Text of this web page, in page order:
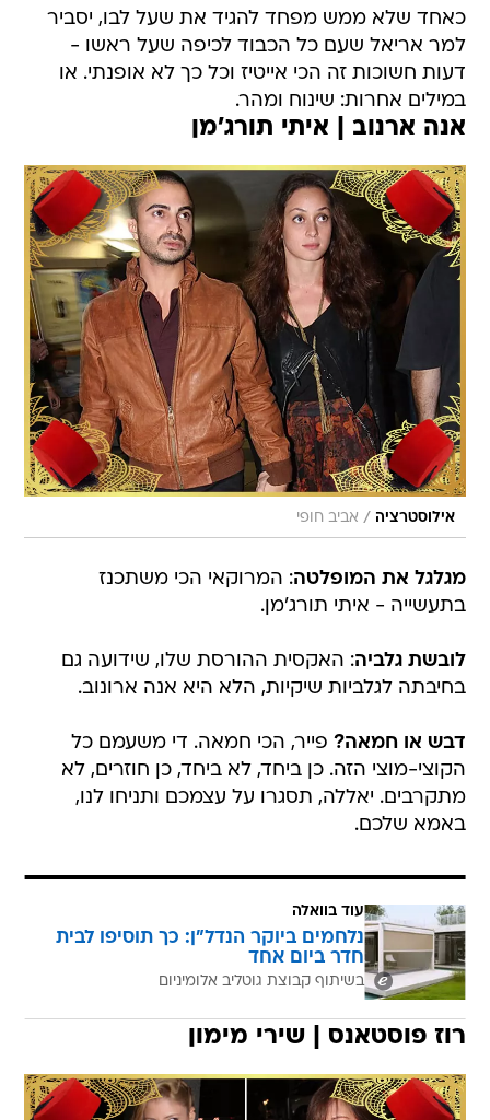
כאחד שלא ממש מפחד להגיד את שעל לבו, יסביר
למר אריאל שעם כל הכבוד לכיפה שעל ראשו -
דעות חשוכות זה הכי אייטיז וכל כך לא אופנתי. או
במילים אחרות: שינוח ומהר.
אנה ארנוב | איתי תורג'מן
אילוסטרציה / אביב חופי
מגלגל את המופלטה: המרוקאי הכי משתכנז
בתעשייה - איתי תורג'מן.
לובשת גלביה: האקסית ההורסת שלו, שידועה גם
בחיבתה לגלביות שיקיות, הלא היא אנה ארונוב.
דבש או חמאה? פייר, הכי חמאה. די משעמם כל
הקוצי-מוצי הזה. כן ביחד, לא ביחד, כן חוזרים, לא
מתקרבים. יאללה, תסגרו על עצמכם ותניחו לנו,
באמא שלכם.
עוד בוואלה
נלחמים ביוקר הנדל"ן: כך תוסיפו לבית
חדר ביום אחד
בשיתוף קבוצת גוטליב אלומיניום
רוז פוסטאנס | שירי מימון